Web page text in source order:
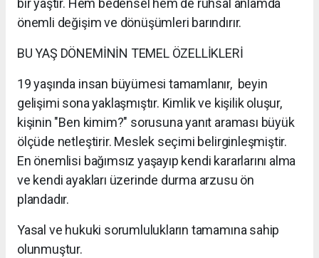
önemli değişim ve dönüşümleri barındırır.
BU YAŞ DÖNEMİNİN TEMEL ÖZELLİKLERİ
19 yaşında insan büyümesi tamamlanır, beyin
gelişimi sona yaklaşmıştır. Kimlik ve kişilik oluşur,
kişinin "Ben kimim?" sorusuna yanıt araması büyük
ölçüde netleştirir. Meslek seçimi belirginleşmiştir.
En önemlisi bağımsız yaşayıp kendi kararlarını alma
ve kendi ayakları üzerinde durma arzusu ön
plandadır.
Yasal ve hukuki sorumlulukların tamamına sahip
olunmuştur.